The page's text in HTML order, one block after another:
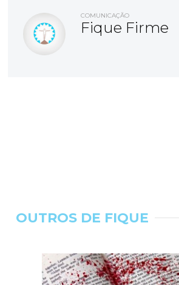
COMUNICAÇÃO
Fique Firme
OUTROS DE FIQUE